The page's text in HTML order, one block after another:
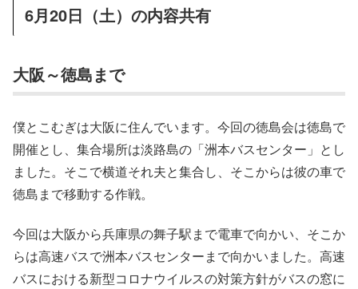
6月20日（土）の内容共有
大阪～徳島まで
僕とこむぎは大阪に住んでいます。今回の徳島会は徳島で
開催とし、集合場所は淡路島の「洲本バスセンター」とし
ました。そこで横道それ夫と集合し、そこからは彼の車で
徳島まで移動する作戦。
今回は大阪から兵庫県の舞子駅まで電車で向かい、そこか
らは高速バスで洲本バスセンターまで向かいました。高速
バスにおける新型コロナウイルスの対策方針がバスの窓に